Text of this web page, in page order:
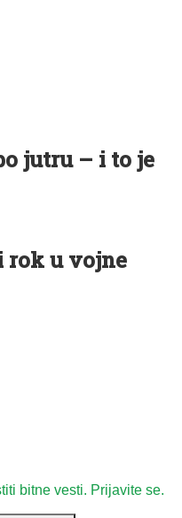
jutru – i to je
rok u vojne
bitne vesti. Prijavite se.